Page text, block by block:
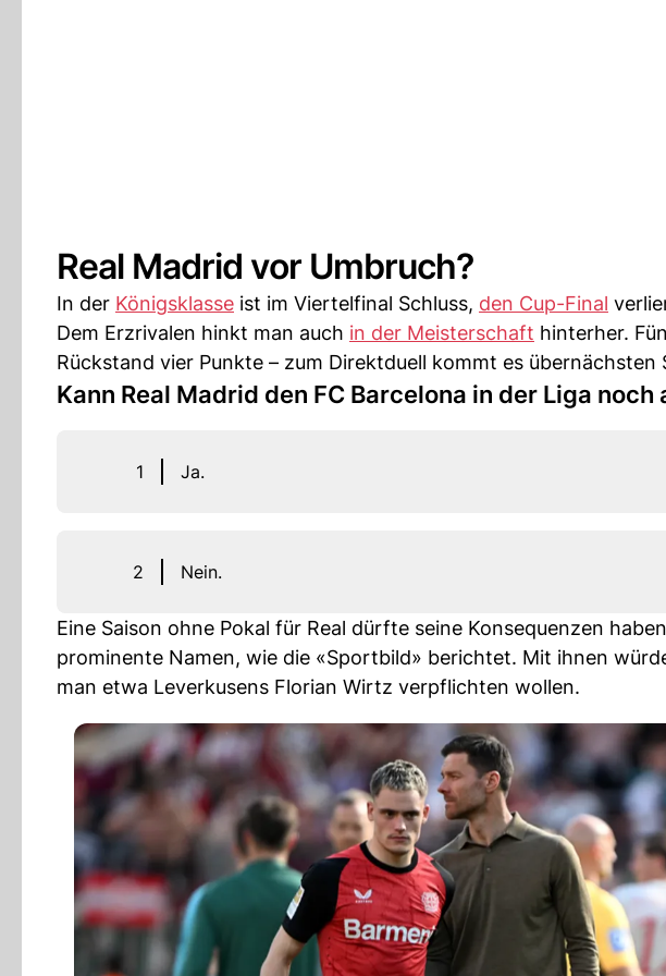
Real Madrid vor Umbruch?
In der Königsklasse ist im Viertelfinal Schluss, den Cup-Final
Dem Erzrivalen hinkt man auch in der Meisterschaft hinterher.
Rückstand vier Punkte – zum Direktduell kommt es übernächsten
Kann Real Madrid den FC Barcelona in der Liga noch
1 Ja.
2 Nein.
Eine Saison ohne Pokal für Real dürfte seine Konsequenzen
prominente Namen, wie die «Sportbild» berichtet. Mit ihnen
man etwa Leverkusens Florian Wirtz verpflichten wollen.